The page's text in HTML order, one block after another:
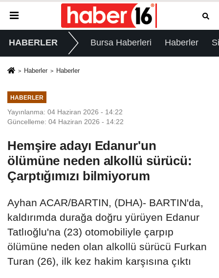
HABERLER Bursa Haberleri Haberler
Haberler Haberler
HABERLER
Yayınlanma: 04 Haziran 2026 - 14:22
Güncelleme: 04 Haziran 2026 - 14:22
Hemşire adayı Edanur'un
ölümüne neden alkollü sürücü:
Çarptığımızı bilmiyorum
Ayhan ACAR/BARTIN, (DHA)- BARTIN'da,
kaldırımda durağa doğru yürüyen Edanur
Tatlıoğlu'na (23) otomobiliyle çarpıp
ölümüne neden olan alkollü sürücü Furkan
Turan (26), ilk kez hakim karşısına çıktı